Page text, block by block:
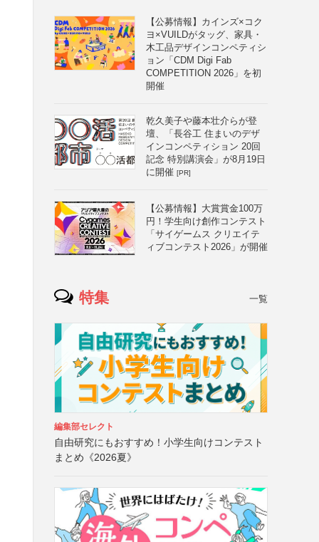
【公募情報】カインズ×コク
ヨ×VUILDがタッグ、家具・
木工品デザインコンペティシ
ョン「CDM Digi Fab
COMPETITION 2026」を初
開催
乾久美子や藤本壮介らが登
壇、「長谷工 住まいのデザ
インコンペティション 20回
記念 特別講演会」が8月19日
に開催 [PR]
【公募情報】大賞賞金100万
円！学生向け創作コンテスト
「サイゲームス クリエイテ
ィブコンテスト2026」が開催
特集 一覧
編集部セレクト
自由研究にもおすすめ！小学生向けコンテスト
まとめ《2026夏》